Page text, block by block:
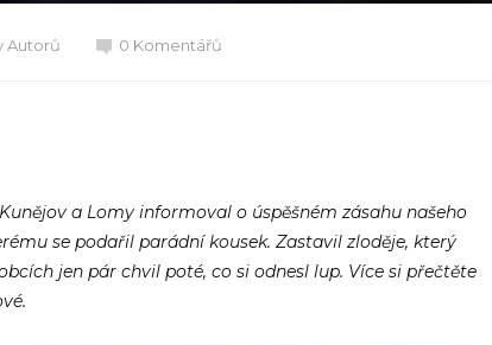
Autorů 0 Komentářů
a Lomy informoval o úspěšném zásahu našeho
se podařil parádní kousek. Zastavil zloděje, který
jen pár chvil poté, co si odnesl lup. Více si přečtěte